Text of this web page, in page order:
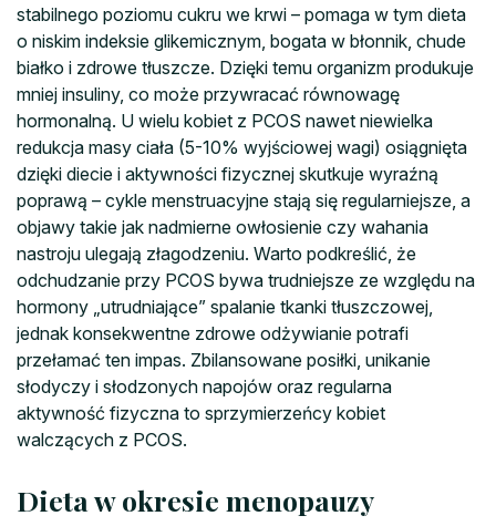
stabilnego poziomu cukru we krwi – pomaga w tym dieta
o niskim indeksie glikemicznym, bogata w błonnik, chude
białko i zdrowe tłuszcze. Dzięki temu organizm produkuje
mniej insuliny, co może przywracać równowagę
hormonalną. U wielu kobiet z PCOS nawet niewielka
redukcja masy ciała (5-10% wyjściowej wagi) osiągnięta
dzięki diecie i aktywności fizycznej skutkuje wyraźną
poprawą – cykle menstruacyjne stają się regularniejsze, a
objawy takie jak nadmierne owłosienie czy wahania
nastroju ulegają złagodzeniu. Warto podkreślić, że
odchudzanie przy PCOS bywa trudniejsze ze względu na
hormony „utrudniające” spalanie tkanki tłuszczowej,
jednak konsekwentne zdrowe odżywianie potrafi
przełamać ten impas. Zbilansowane posiłki, unikanie
słodyczy i słodzonych napojów oraz regularna
aktywność fizyczna to sprzymierzeńcy kobiet
walczących z PCOS.
Dieta w okresie menopauzy